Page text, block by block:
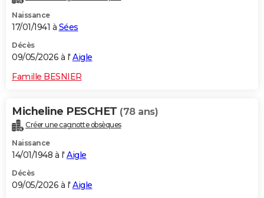
Naissance
17/01/1941 à Sées
Décès
09/05/2026 à l' Aigle
Famille BESNIER
Micheline PESCHET (78 ans)
Créer une cagnotte obsèques
Naissance
14/01/1948 à l' Aigle
Décès
09/05/2026 à l' Aigle